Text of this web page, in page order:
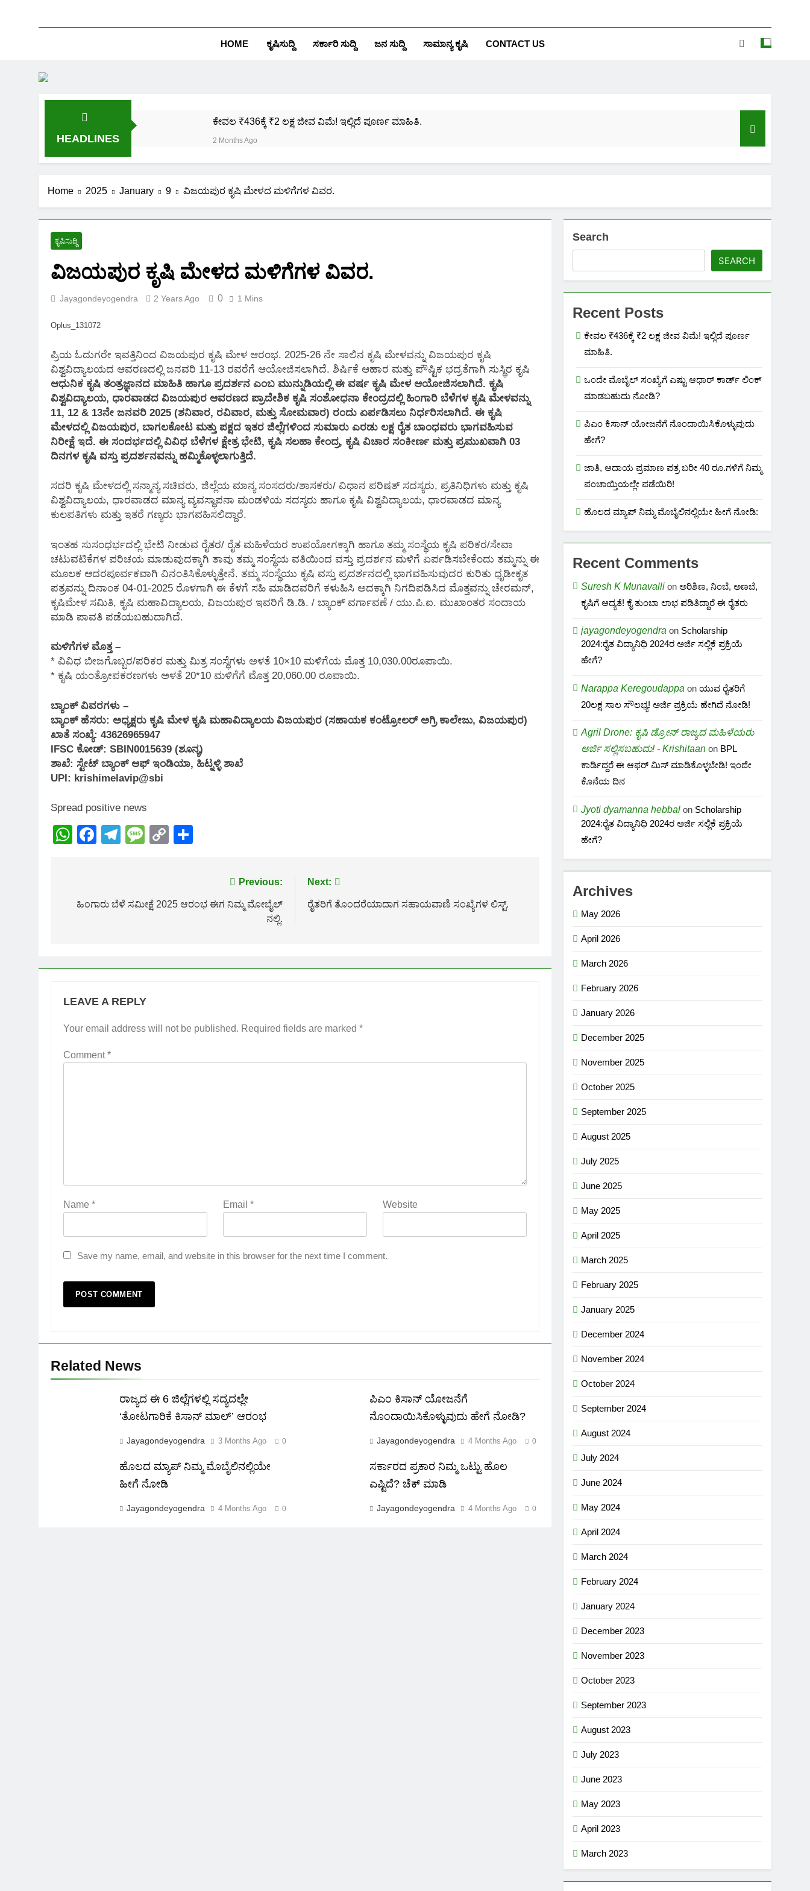
HOME ಕೃಷಿಸುದ್ದಿ ಸರ್ಕಾರಿ ಸುದ್ದಿ ಜನ ಸುದ್ದಿ ಸಾಮಾನ್ಯ ಕೃಷಿ CONTACT US
HEADLINES
ಕೇವಲ ₹436ಕ್ಕೆ ₹2 ಲಕ್ಷ ಜೀವ ವಿಮೆ! ಇಲ್ಲಿದೆ ಪೂರ್ಣ ಮಾಹಿತಿ.
2 Months Ago
ಪಿಎಂ ಕಿಸಾನ್ ಯೋಜನೆಗೆ ನೊಂದಾಯಿಸಿಕೊಳ್ಳುವುದು ಹೇಗೆ?
ಜಾತಿ, ಆದಾಯ ಪ್ರಮಾಣ ಪತ್ರ ಬರೀ 40 ರೂ.ಗಳಿಗೆ ನಿಮ್ಮ ಪಂಚಾಯ್ತಿಯಲ್ಲೇ ಪಡೆಯಿರಿ!
2 Months Ago
ನಿಮ್ಮ ಆಧಾರ್ ಕಾರ್ಡ್‌ಗೆ ಎಷ್ಟು ಮೊಬೈಲ್ ನಂಬರ ಲಿಂಕ್ ಇದೆ ಗೊತ್ತಾ!
Home 2025 January 9 ವಿಜಯಪುರ ಕೃಷಿ ಮೇಳದ ಮಳಿಗೆಗಳ ವಿವರ.
ಕೃಷಿಸುದ್ದಿ
ವಿಜಯಪುರ ಕೃಷಿ ಮೇಳದ ಮಳಿಗೆಗಳ ವಿವರ.
Jayagondeyogendra 2 Years Ago 0 1 Mins
Oplus_131072
ಪ್ರಿಯ ಓದುಗರೇ ಇವತ್ತಿನಿಂದ ವಿಜಯಪುರ ಕೃಷಿ ಮೇಳ ಆರಂಭ. 2025-26 ನೇ ಸಾಲಿನ ಕೃಷಿ ಮೇಳವನ್ನು ವಿಜಯಪುರ ಕೃಷಿ
ವಿಶ್ವವಿದ್ಯಾಲಯದ ಆವರಣದಲ್ಲಿ ಜನವರಿ 11-13 ರವರೆಗೆ ಆಯೋಜಿಸಲಾಗಿದೆ. ಶಿರ್ಷಿಕೆ ಆಹಾರ ಮತ್ತು ಪೌಷ್ಟಿಕ ಭದ್ರತೆಗಾಗಿ ಸುಸ್ಥಿರ ಕೃಷಿ
ಆಧುನಿಕ ಕೃಷಿ ತಂತ್ರಜ್ಞಾನದ ಮಾಹಿತಿ ಹಾಗೂ ಪ್ರದರ್ಶನ ಎಂಬ ಮುನ್ನುಡಿಯಲ್ಲಿ ಈ ವರ್ಷ ಕೃಷಿ ಮೇಳ ಆಯೋಜಿಸಲಾಗಿದೆ. ಕೃಷಿ
ವಿಶ್ವವಿದ್ಯಾಲಯ, ಧಾರವಾಡದ ವಿಜಯಪುರ ಆವರಣದ ಪ್ರಾದೇಶಿಕ ಕೃಷಿ ಸಂಶೋಧನಾ ಕೇಂದ್ರದಲ್ಲಿ ಹಿಂಗಾರಿ ಬೆಳೆಗಳ ಕೃಷಿ ಮೇಳವನ್ನು
11, 12 & 13ನೇ ಜನವರಿ 2025 (ಶನಿವಾರ, ರವಿವಾರ, ಮತ್ತು ಸೋಮವಾರ) ರಂದು ಏರ್ಪಡಿಸಲು ನಿರ್ಧರಿಸಲಾಗಿದೆ. ಈ ಕೃಷಿ
ಮೇಳದಲ್ಲಿ ವಿಜಯಪುರ, ಬಾಗಲಕೋಟ ಮತ್ತು ಪಕ್ಷದ ಇತರ ಜಿಲ್ಲೆಗಳಿಂದ ಸುಮಾರು ಎರಡು ಲಕ್ಷ ರೈತ ಬಾಂಧವರು ಭಾಗವಹಿಸುವ
ನಿರೀಕ್ಷೆ ಇದೆ. ಈ ಸಂದರ್ಭದಲ್ಲಿ ವಿವಿಧ ಬೆಳೆಗಳ ಕ್ಷೇತ್ರ ಭೇಟಿ, ಕೃಷಿ ಸಲಹಾ ಕೇಂದ್ರ, ಕೃಷಿ ವಿಚಾರ ಸಂಕೀರ್ಣ ಮತ್ತು ಪ್ರಮುಖವಾಗಿ 03
ದಿನಗಳ ಕೃಷಿ ವಸ್ತು ಪ್ರದರ್ಶನವನ್ನು ಹಮ್ಮಿಕೊಳ್ಳಲಾಗುತ್ತಿದೆ.
ಸದರಿ ಕೃಷಿ ಮೇಳದಲ್ಲಿ ಸನ್ಮಾನ್ಯ ಸಚಿವರು, ಜಿಲ್ಲೆಯ ಮಾನ್ಯ ಸಂಸದರು/ಶಾಸಕರು/ ವಿಧಾನ ಪರಿಷತ್ ಸದಸ್ಯರು, ಪ್ರತಿನಿಧಿಗಳು ಮತ್ತು ಕೃಷಿ
ವಿಶ್ವವಿದ್ಯಾಲಯ, ಧಾರವಾಡದ ಮಾನ್ಯ ವ್ಯವಸ್ಥಾಪನಾ ಮಂಡಳಿಯ ಸದಸ್ಯರು ಹಾಗೂ ಕೃಷಿ ವಿಶ್ವವಿದ್ಯಾಲಯ, ಧಾರವಾಡದ ಮಾನ್ಯ
ಕುಲಪತಿಗಳು ಮತ್ತು ಇತರೆ ಗಣ್ಯರು ಭಾಗವಹಿಸಲಿದ್ದಾರೆ.
ಇಂತಹ ಸುಸಂಧರ್ಭದಲ್ಲಿ ಭೇಟಿ ನೀಡುವ ರೈತರ/ ರೈತ ಮಹಿಳೆಯರ ಉಪಯೋಗಕ್ಕಾಗಿ ಹಾಗೂ ತಮ್ಮ ಸಂಸ್ಥೆಯ ಕೃಷಿ ಪರಿಕರ/ಸೇವಾ
ಚಟುವಟಿಕೆಗಳ ಪರಿಚಯ ಮಾಡುವುದಕ್ಕಾಗಿ ತಾವು ತಮ್ಮ ಸಂಸ್ಥೆಯ ವತಿಯಿಂದ ವಸ್ತು ಪ್ರದರ್ಶನ ಮಳಿಗೆ ಏರ್ಪಡಿಸಬೇಕೆಂದು ತಮ್ಮನ್ನು ಈ
ಮೂಲಕ ಆದರಪೂರ್ವಕವಾಗಿ ವಿನಂತಿಸಿಕೊಳ್ಳುತ್ತೇನೆ. ತಮ್ಮ ಸಂಸ್ಥೆಯು ಕೃಷಿ ವಸ್ತು ಪ್ರದರ್ಶನದಲ್ಲಿ ಭಾಗವಹಿಸುವುದರ ಕುರಿತು ಧೃಡೀಕೃತ
ಪತ್ರವನ್ನು ದಿನಾಂಕ 04-01-2025 ರೊಳಗಾಗಿ ಈ ಕೆಳಗೆ ಸಹಿ ಮಾಡಿದವರಿಗೆ ಕಳುಹಿಸಿ ಅದಕ್ಕಾಗಿ ನಿಗದಿಪಡಿಸಿದ ಮೊತ್ತವನ್ನು ಚೇರಮನ್,
ಕೃಷಿಮೇಳ ಸಮಿತಿ, ಕೃಷಿ ಮಹಾವಿದ್ಯಾಲಯ, ವಿಜಯಪುರ ಇವರಿಗೆ ಡಿ.ಡಿ. / ಬ್ಯಾಂಕ್ ವರ್ಗಾವಣೆ / ಯು.ಪಿ.ಐ. ಮುಖಾಂತರ ಸಂದಾಯ
ಮಾಡಿ ಪಾವತಿ ಪಡೆಯಬಹುದಾಗಿದೆ.
ಮಳಿಗೆಗಳ ಮೊತ್ತ –
* ವಿವಿಧ ಬೀಜಗೊಬ್ಬರ/ಪರಿಕರ ಮತ್ತು ಮಿತ್ರ ಸಂಸ್ಥೆಗಳು ಅಳತೆ 10×10 ಮಳಿಗೆಯ ಮೊತ್ತ 10,030.00ರೂಪಾಯಿ‌.
* ಕೃಷಿ ಯಂತ್ರೋಪಕರಣಗಳು ಅಳತೆ 20*10 ಮಳಿಗೆಗೆ ಮೊತ್ತ 20,060.00 ರೂಪಾಯಿ.
ಬ್ಯಾಂಕ್ ವಿವರಗಳು –
ಬ್ಯಾಂಕ್ ಹೆಸರು: ಅಧ್ಯಕ್ಷರು ಕೃಷಿ ಮೇಳ ಕೃಷಿ ಮಹಾವಿದ್ಯಾಲಯ ವಿಜಯಪುರ (ಸಹಾಯಕ ಕಂಟ್ರೋಲರ್ ಅಗ್ರಿ ಕಾಲೇಜು, ವಿಜಯಪುರ)
ಖಾತೆ ಸಂಖ್ಯೆ: 43626965947
IFSC ಕೋಡ್: SBIN0015639 (ಶೂನ್ಯ)
ಶಾಖೆ: ಸ್ಟೇಟ್ ಬ್ಯಾಂಕ್ ಆಫ್ ಇಂಡಿಯಾ, ಹಿಟ್ನಳ್ಳಿ ಶಾಖೆ
UPI: krishimelavip@sbi
Spread positive news
WhatsApp
Facebook
Telegram
Message
Copy
navigation
Previous:
ಹಿಂಗಾರು ಬೆಳೆ ಸಮೀಕ್ಷೆ 2025 ಆರಂಭ ಈಗ ನಿಮ್ಮ ಮೋಬೈಲ್
ನಲ್ಲಿ.
Next:
ರೈತರಿಗೆ ತೊಂದರೆಯಾದಾಗ ಸಹಾಯವಾಣಿ ಸಂಖ್ಯೆಗಳ ಲಿಸ್ಟ್.
LEAVE A REPLY
Your email address will not be published. Required fields are marked *
Comment*
Name * Email* Website
Save my name, email, and website in this browser for the next time I comment.
Related News
ರಾಜ್ಯದ ಈ 6 ಜಿಲ್ಲೆಗಳಲ್ಲಿ ಸದ್ಯದಲ್ಲೇ
‘ತೋಟಗಾರಿಕೆ ಕಿಸಾನ್ ಮಾಲ್‌’ ಆರಂಭ
Jayagondeyogendra 3 Months Ago 0
ಪಿಎಂ ಕಿಸಾನ್ ಯೋಜನೆಗೆ
ನೊಂದಾಯಿಸಿಕೊಳ್ಳುವುದು ಹೇಗೆ ನೋಡಿ?
Jayagondeyogendra 4 Months Ago 0
ಹೊಲದ ಮ್ಯಾಪ್ ನಿಮ್ಮ ಮೊಬೈಲಿನಲ್ಲಿಯೇ
ಹೀಗೆ ನೋಡಿ
Jayagondeyogendra 4 Months Ago 0
ಸರ್ಕಾರದ ಪ್ರಕಾರ ನಿಮ್ಮ ಒಟ್ಟು ಹೊಲ
ಎಷ್ಟಿದೆ? ಚೆಕ್ ಮಾಡಿ
Jayagondeyogendra 4 Months Ago 0
Search
SEARCH
Recent Posts
ಕೇವಲ ₹436ಕ್ಕೆ ₹2 ಲಕ್ಷ ಜೀವ ವಿಮೆ! ಇಲ್ಲಿದೆ ಪೂರ್ಣ
ಮಾಹಿತಿ.
ಒಂದೇ ಮೊಬೈಲ್ ಸಂಖ್ಯೆಗೆ ಎಷ್ಟು ಆಧಾರ್ ಕಾರ್ಡ್ ಲಿಂಕ್
ಮಾಡಬಹುದು ನೋಡಿ?
ಪಿಎಂ ಕಿಸಾನ್ ಯೋಜನೆಗೆ ನೊಂದಾಯಿಸಿಕೊಳ್ಳುವುದು
ಹೇಗೆ?
ಜಾತಿ, ಆದಾಯ ಪ್ರಮಾಣ ಪತ್ರ ಬರೀ 40 ರೂ.ಗಳಿಗೆ ನಿಮ್ಮ
ಪಂಚಾಯ್ತಿಯಲ್ಲೇ ಪಡೆಯಿರಿ!
ಹೊಲದ ಮ್ಯಾಪ್ ನಿಮ್ಮ ಮೊಬೈಲಿನಲ್ಲಿಯೇ ಹೀಗೆ ನೋಡಿ:
Recent Comments
Suresh K Munavalli onಅರಿಶಿಣ, ನಿಂಬೆ, ಅಣಬೆ,
ಕೃಷಿಗೆ ಆದ್ಯತೆ! ಕೈ ತುಂಬಾ ಲಾಭ ಪಡಿತಿದ್ದಾರೆ ಈ ರೈತರು
jayagondeyogendra on Scholarship
2024:ರೈತ ವಿದ್ಯಾನಿಧಿ 2024ರ ಅರ್ಜಿ ಸಲ್ಲಿಕೆ ಪ್ರಕ್ರಿಯೆ
ಹೇಗೆ?
Narappa Keregoudappa onಯುವ ರೈತರಿಗೆ
20ಲಕ್ಷ ಸಾಲ ಸೌಲಭ್ಯ! ಅರ್ಜಿ ಪ್ರಕ್ರಿಯೆ ಹೇಗಿದೆ ನೋಡಿ!
Agril Drone: ಕೃಷಿ ಡ್ರೋನ್ ರಾಜ್ಯದ ಮಹಿಳೆಯರು
ಅರ್ಜಿ ಸಲ್ಲಿಸಬಹುದು! - Krishitaan on BPL
ಕಾರ್ಡಿದ್ದರೆ ಈ ಆಫರ್ ಮಿಸ್ ಮಾಡಿಕೊಳ್ಳಬೇಡಿ! ಇಂದೇ
ಕೊನೆಯ ದಿನ
Jyoti dyamanna hebbal on Scholarship
2024:ರೈತ ವಿದ್ಯಾನಿಧಿ 2024ರ ಅರ್ಜಿ ಸಲ್ಲಿಕೆ ಪ್ರಕ್ರಿಯೆ
ಹೇಗೆ?
Archives
May 2026
April 2026
March 2026
February 2026
January 2026
December 2025
November 2025
October 2025
September 2025
August 2025
July 2025
June 2025
May 2025
April 2025
March 2025
February 2025
January 2025
December 2024
November 2024
October 2024
September 2024
August 2024
July 2024
June 2024
May 2024
April 2024
March 2024
February 2024
January 2024
December 2023
November 2023
October 2023
September 2023
August 2023
July 2023
June 2023
May 2023
April 2023
March 2023